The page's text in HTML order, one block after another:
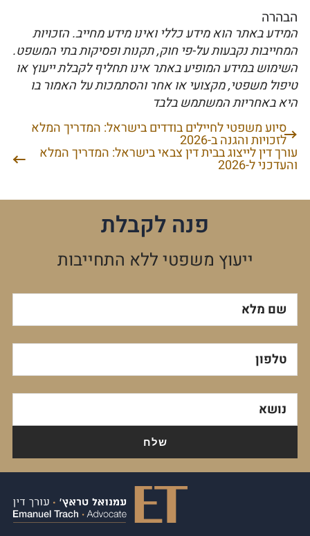
הבהרה
המידע באתר הוא מידע כללי ואינו מידע מחייב. הזכויות
המחייבות נקבעות על-פי חוק, תקנות ופסיקות בתי המשפט.
השימוש במידע המופיע באתר אינו תחליף לקבלת ייעוץ או
טיפול משפטי, מקצועי או אחר והסתמכות על האמור בו
היא באחריות המשתמש בלבד
ניווטסיוע משפטי לחיילים בודדים בישראל: המדריך המלא
לזכויות והגנה ב-2026
עורך דין לייצוג בבית דין צבאי בישראל: המדריך המלא
והעדכני ל-2026
פנה לקבלת
ייעוץ משפטי ללא התחייבות
שם מלא
טלפון
נושא